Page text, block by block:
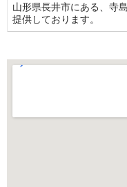
山形県長井市にある、寺
提供しております。